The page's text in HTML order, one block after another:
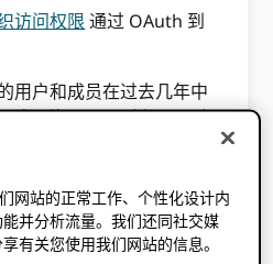
访问权限 通过 OAuth 到
用户和成员在过去几年中
但别担心——这还不是全
域仍有大量改进要做。
项工作已经完成
度我们一直在创造一个更
完成这项工作时，我们借
的 UI 更改，这将改善 UX
网站的正常工作、个性化设计内
并分析流量。我们还同社交媒
有关您使用我们网站的信息。